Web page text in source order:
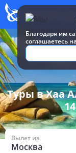
Благодаря им
соглашаетесь
Все туры и
Туры в Хаа
Вылет из
Москва